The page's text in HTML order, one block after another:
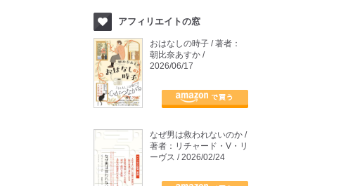
アフィリエイトの窓
おはなしの時子 / 著者：
朝比奈あすか /
2026/06/17
なぜ男は救われないのか /
著者：リチャード・V・リ
ーヴス / 2026/02/24